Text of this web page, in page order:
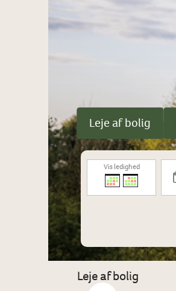
Leje af bolig
Vis ledighed
Leje af bolig